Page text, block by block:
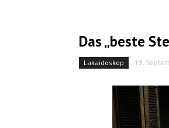
Das „beste
Lakaidoskop 19.